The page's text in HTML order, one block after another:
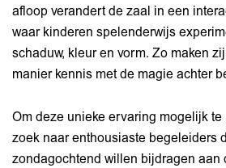
afloop verandert de zaal in een
waar kinderen spelenderwijs
schaduw, kleur en vorm. Zo maken
manier kennis met de magie achter
Om deze unieke ervaring mogelijk
zoek naar enthousiaste begeleiders
zondagochtend willen bijdragen aan